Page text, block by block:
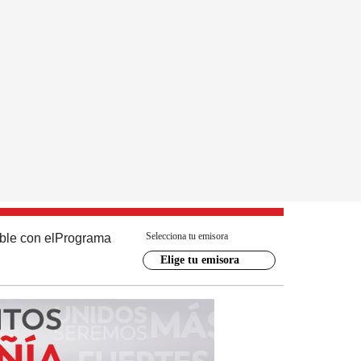
con el Programa Selecciona tu emisora
Elige tu emisora